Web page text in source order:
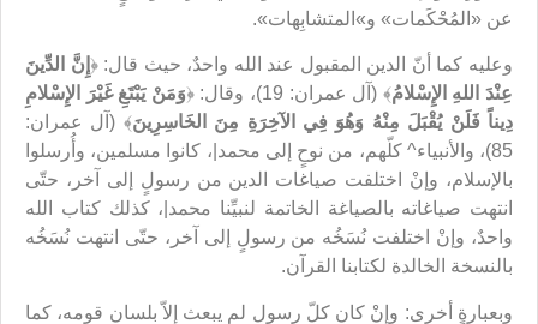
عن «المُحْكَمات» و»المتشابِهات».
وعليه كما أنّ الدين المقبول عند الله واحدٌ، حيث قال: ﴿ إِنَّ الدِّينَ
عِنْدَ اللهِ الإِسْلامُ‏﴾ (آل عمران: 19)، وقال: ﴿
وَمَنْ يَبْتَغِ غَيْرَ الإِسْلامِ
دِيناً فَلَنْ يُقْبَلَ مِنْهُ وَهُوَ فِي الآخِرَةِ مِنَ الخَاسِرِينَ﴾ (آل عمران:
85)، والأنبياء^ كلّهم، من نوحٍ إلى محمد|، كانوا مسلمين، وأُرسلوا
بالإسلام، وإنْ اختلفت صياغات الدين من رسولٍ إلى آخر، حتّى
انتهت صياغاته بالصياغة الخاتمة لنبيِّنا محمد|، كذلك كتاب الله
واحدٌ، وإنْ اختلفت نُسَخُه من رسولٍ إلى آخر، حتّى انتهت نُسَخُه
بالنسخة الخالدة لكتابنا القرآن.
وبعبارةٍ أخرى: وإنْ كان كلّ رسول لم‌ يبعث إلاّ بلسان قومه، كما